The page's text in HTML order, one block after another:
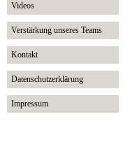
Videos
Verstärkung unseres Teams
Kontakt
Datenschutzerklärung
Impressum